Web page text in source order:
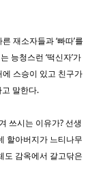
재소자들과 ‘빠따’를
능청스런 ‘떡신자’가
스승이 있고 친구가
고 말한다.
쓰시는 이유가? 선생
할아버지가 느티나무
도 감옥에서 갈고닦은